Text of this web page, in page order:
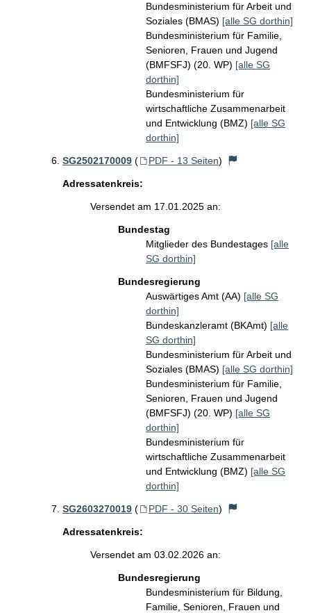
Bundesministerium für Arbeit und
Soziales (BMAS) [alle SG dorthin]
Bundesministerium für Familie,
Senioren, Frauen und Jugend
(BMFSFJ) (20. WP) [alle SG
dorthin]
Bundesministerium für
wirtschaftliche Zusammenarbeit
und Entwicklung (BMZ) [alle SG
dorthin]
SG2502170009 ( PDF - 13 Seiten)
Adressatenkreis:
Versendet am 17.01.2025 an:
Bundestag
Mitglieder des Bundestages [alle
SG dorthin]
Bundesregierung
Auswärtiges Amt (AA) [alle SG
dorthin]
Bundeskanzleramt (BKAmt) [alle
SG dorthin]
Bundesministerium für Arbeit und
Soziales (BMAS) [alle SG dorthin]
Bundesministerium für Familie,
Senioren, Frauen und Jugend
(BMFSFJ) (20. WP) [alle SG
dorthin]
Bundesministerium für
wirtschaftliche Zusammenarbeit
und Entwicklung (BMZ) [alle SG
dorthin]
SG2603270019 ( PDF - 30 Seiten)
Adressatenkreis:
Versendet am 03.02.2026 an:
Bundesregierung
Bundesministerium für Bildung,
Familie, Senioren, Frauen und